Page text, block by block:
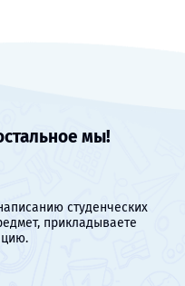
мы!
студенческих
прикладываете